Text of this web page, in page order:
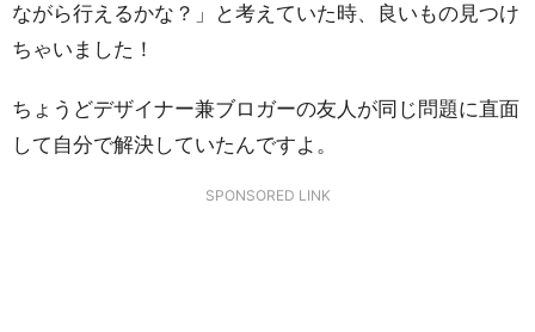
ながら行えるかな？」と考えていた時、良いもの見つけ
ちゃいました！
ちょうどデザイナー兼ブロガーの友人が同じ問題に直面
して自分で解決していたんですよ。
SPONSORED LINK